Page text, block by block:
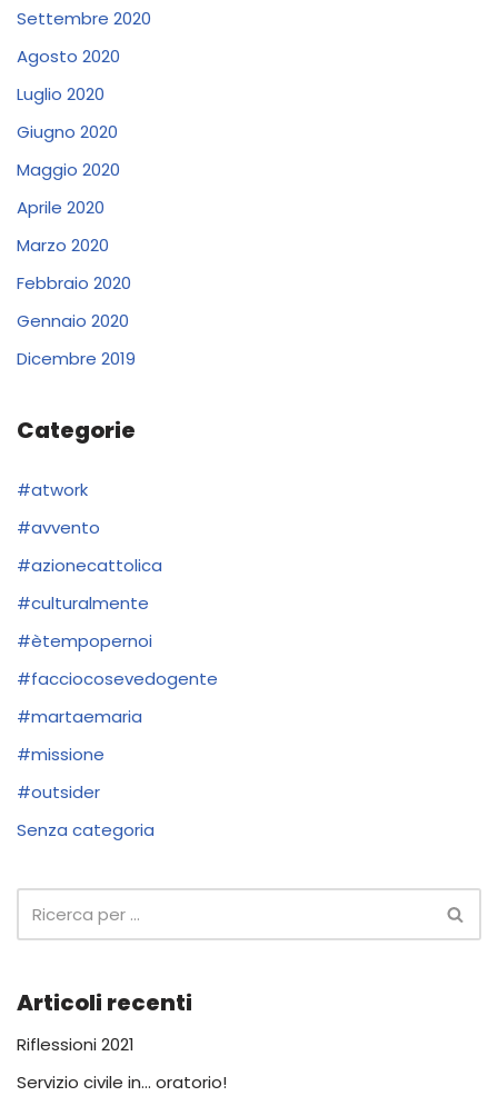
Settembre 2020
Agosto 2020
Luglio 2020
Giugno 2020
Maggio 2020
Aprile 2020
Marzo 2020
Febbraio 2020
Gennaio 2020
Dicembre 2019
Categorie
#atwork
#avvento
#azionecattolica
#culturalmente
#ètempopernoi
#facciocosevedogente
#martaemaria
#missione
#outsider
Senza categoria
Articoli recenti
Riflessioni 2021
Servizio civile in… oratorio!